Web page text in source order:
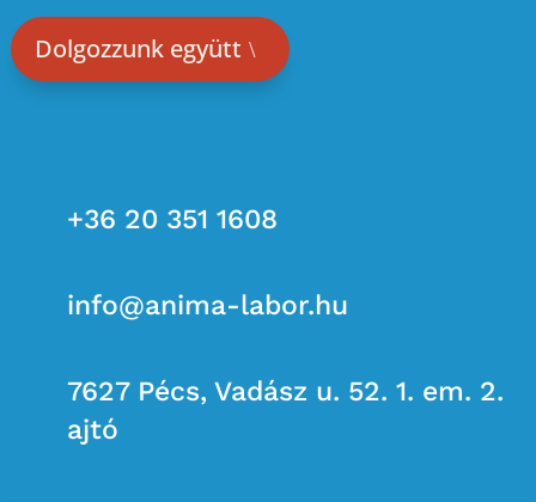
Dolgozzunk együtt
+36 20 351 1608
info@anima-labor.hu
7627 Pécs, Vadász u. 52. 1. em. 2.
ajtó